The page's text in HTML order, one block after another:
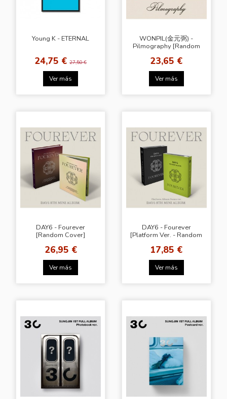
Young K - ETERNAL
24,75 €27,50 €
Ver más
WONPIL(金元弼) -
Pilmography [Random
23,65 €
Ver más
DAY6 - Fourever
[Random Cover]
26,95 €
Ver más
DAY6 - Fourever
[Platform Ver. - Random
17,85 €
Ver más